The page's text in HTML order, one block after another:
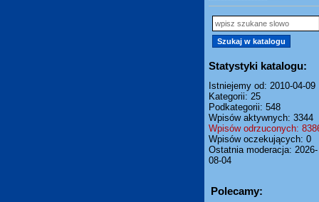
Statystyki katalogu:
Istniejemy od: 2010-04-09
Kategorii: 25
Podkategorii: 548
Wpisów aktywnych: 3344
Wpisów odrzuconych:
Wpisów oczekujących: 0
Ostatnia moderacja: 2026-
08-04
Polecamy: